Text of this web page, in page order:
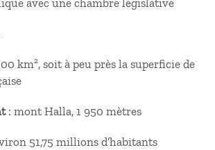
avec une chambre législative
km², soit à peu près la superficie de
: mont Halla, 1 950 mètres
51,75 millions d’habitants